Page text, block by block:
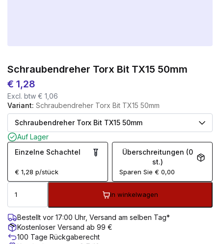
Schraubendreher Torx Bit TX15 50mm
€ 1,28
Excl. btw € 1,06
Variant: Schraubendreher Torx Bit TX15 50mm
Auf Lager
Einzelne Schachtel
€ 1,28 p/stück
Überschreitungen (0
st.)
Sparen Sie€ 0,00
In winkelwagen
Bestellt vor 17:00 Uhr, Versand am selben Tag*
Kostenloser Versand ab 99 €
100 Tage Rückgaberecht